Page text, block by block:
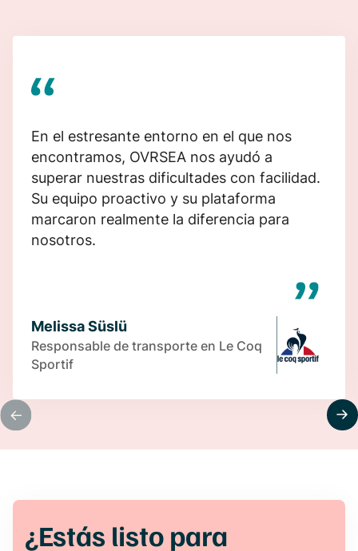
En el estresante entorno en el que nos
encontramos, OVRSEA nos ayudó a
superar nuestras dificultades con facilidad.
Su equipo proactivo y su plataforma
marcaron realmente la diferencia para
nosotros.
Melissa Süslü
Responsable de transporte en Le Coq
Sportif
¿Estás listo para